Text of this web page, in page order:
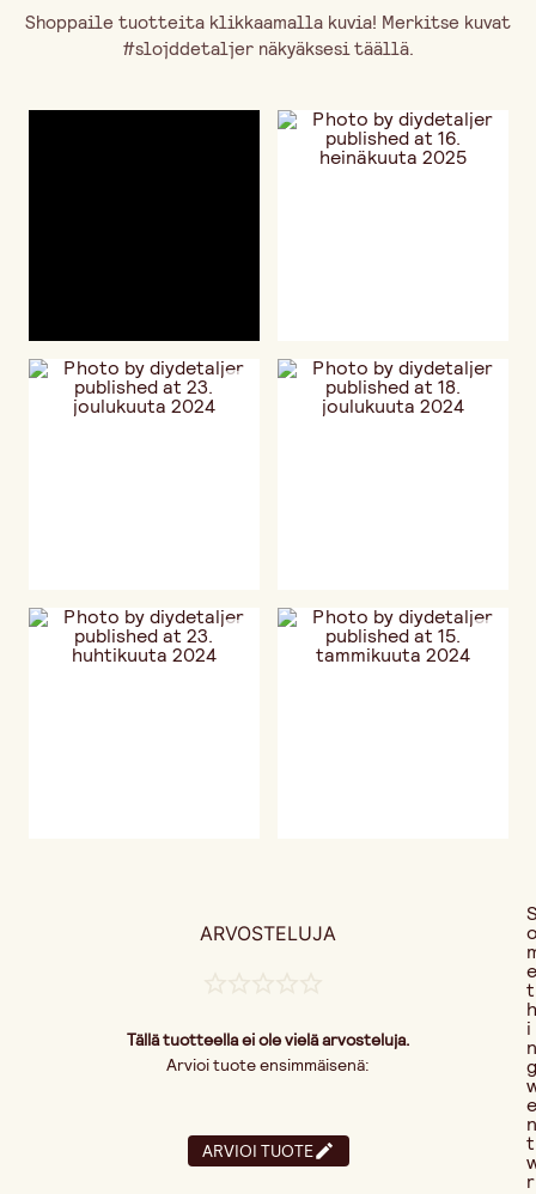
Shoppaile tuotteita klikkaamalla kuvia! Merkitse kuvat
#slojddetaljer näkyäksesi täällä.
ARVOSTELUJA
Tällä tuotteella ei ole vielä arvosteluja.
Arvioi tuote ensimmäisenä:
ARVIOI TUOTE
e
t
h
i
n
g
e
n
t
r